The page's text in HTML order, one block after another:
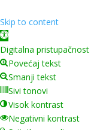
Skip to content
Open toolbar
Digitalna pristupačnost
Povećaj tekst
Smanji tekst
Sivi tonovi
Visok kontrast
Negativni kontrast